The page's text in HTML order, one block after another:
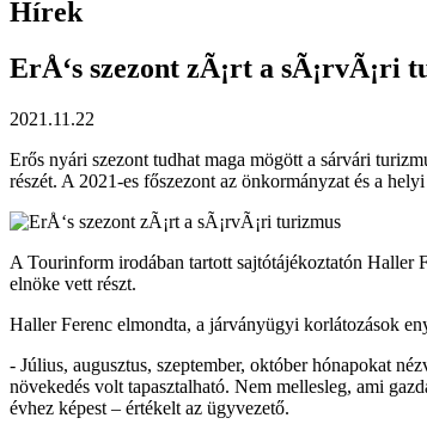
Hírek
ErÅ‘s szezont zÃ¡rt a sÃ¡rvÃ¡ri
2021.11.22
Erős nyári szezont tudhat maga mögött a sárvári
részét. A 2021-es főszezont az önkormányzat és a
A Tourinform irodában tartott sajtótájékoztatón Haller
elnöke vett részt.
Haller Ferenc elmondta, a járványügyi korlátozások
- Július, augusztus, szeptember, október hónapokat
növekedés volt tapasztalható. Nem mellesleg, ami
évhez képest – értékelt az ügyvezető.